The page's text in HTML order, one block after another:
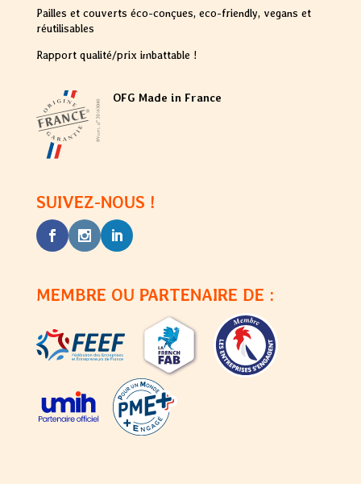
Pailles et couverts éco-conçues, eco-friendly, vegans et
réutilisables
Rapport qualité/prix imbattable !
OFG Made in France
SUIVEZ-NOUS !
MEMBRE OU PARTENAIRE DE :